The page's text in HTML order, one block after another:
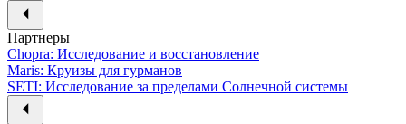
Партнеры
Chopra: Исследование и восстановление
Maris: Круизы для гурманов
SETI: Исследование за пределами Солнечной системы